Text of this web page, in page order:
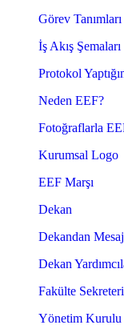
Görev Tanımları
İş Akış Şemaları
Protokol
Neden EEF?
Fotoğraflarla
Kurumsal Logo
EEF Marşı
Dekan
Dekandan Mesaj
Dekan
Fakülte Sekreteri
Yönetim Kurulu